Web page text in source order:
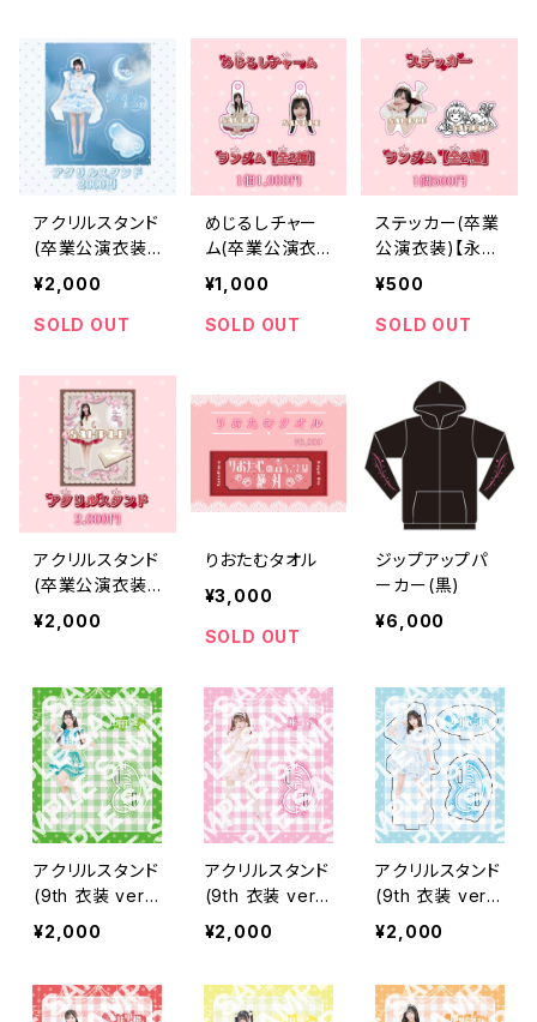
アクリルスタンド
(卒業公演衣装)
【水城 こま】
¥2,000
SOLD OUT
めじるしチャー
ム(卒業公演衣
装)【永井 里桜】
¥1,000
SOLD OUT
ステッカー(卒業
公演衣装)【永井
里桜】
¥500
SOLD OUT
アクリルスタンド
(卒業公演衣装)
【永井 里桜】
¥2,000
りおたむタオル
¥3,000
SOLD OUT
ジップアップパ
ーカー(黒)
¥6,000
アクリルスタンド
(9th 衣装 ver.)
【山田 雛】
¥2,000
アクリルスタンド
(9th 衣装 ver.)
【坂井 真彩】
¥2,000
アクリルスタンド
(9th 衣装 ver.)
【水城 こま】
¥2,000